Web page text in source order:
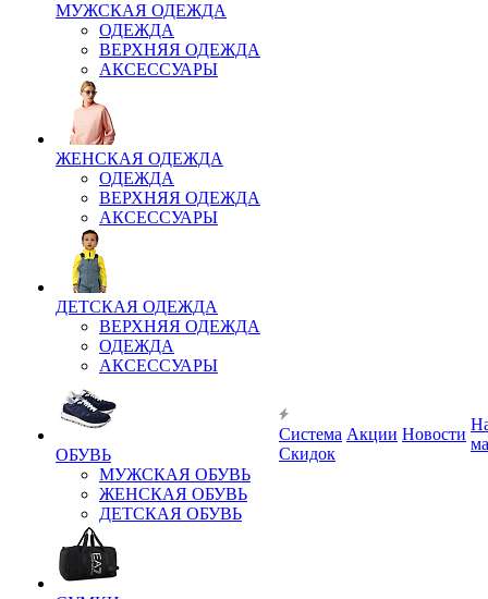
МУЖСКАЯ ОДЕЖДА
ОДЕЖДА
ВЕРХНЯЯ ОДЕЖДА
АКСЕССУАРЫ
ЖЕНСКАЯ ОДЕЖДА
ОДЕЖДА
ВЕРХНЯЯ ОДЕЖДА
АКСЕССУАРЫ
ДЕТСКАЯ ОДЕЖДА
ВЕРХНЯЯ ОДЕЖДА
ОДЕЖДА
АКСЕССУАРЫ
ОБУВЬ
МУЖСКАЯ ОБУВЬ
ЖЕНСКАЯ ОБУВЬ
ДЕТСКАЯ ОБУВЬ
Система
Скидок
Акции Новости